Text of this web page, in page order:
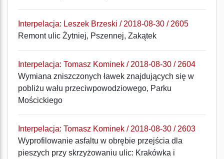
Interpelacja: Leszek Brzeski / 2018-08-30 / 2605
Remont ulic Żytniej, Pszennej, Zakątek
Interpelacja: Tomasz Kominek / 2018-08-30 / 2604
Wymiana zniszczonych ławek znajdujących się w
pobliżu wału przeciwpowodziowego, Parku
Mościckiego
Interpelacja: Tomasz Kominek / 2018-08-30 / 2603
Wyprofilowanie asfaltu w obrębie przejścia dla
pieszych przy skrzyżowaniu ulic: Krakówka i